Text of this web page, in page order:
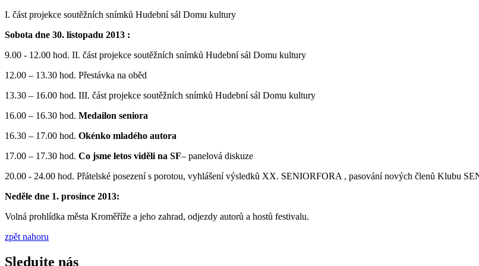
I. část projekce soutěžních snímků Hudební sál Domu kultury
Sobota dne 30. listopadu 2013 :
9.00 - 12.00 hod. II. část projekce soutěžních snímků Hudební sál Domu kultury
12.00 – 13.30 hod. Přestávka na oběd
13.30 – 16.00 hod. III. část projekce soutěžních snímků Hudební sál Domu kultury
16.00 – 16.30 hod. Medailon seniora
16.30 – 17.00 hod. Okénko mladého autora
17.00 – 17.30 hod. Co jsme letos viděli na SF– panelová diskuze
20.00 - 24.00 hod. Přátelské posezení s porotou, vyhlášení výsledků XX. SENIORFORA , pasování nových členů Klubu
Neděle dne 1. prosince 2013:
Volná prohlídka města Kroměříže a jeho zahrad, odjezdy autorů a hostů festivalu.
zpět nahoru
Sledujte nás